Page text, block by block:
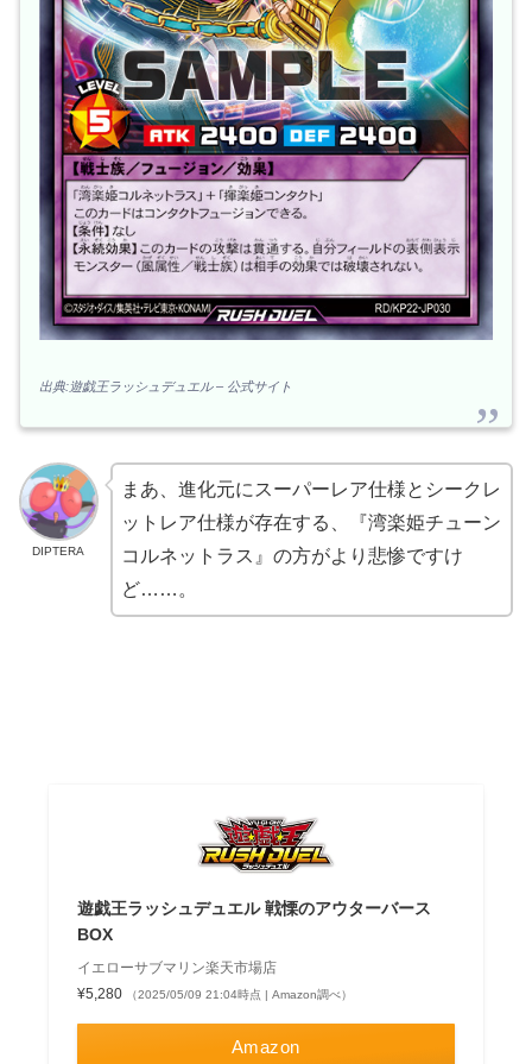
出典:遊戯王ラッシュデュエル – 公式サイト
DIPTERA
まあ、進化元にスーパーレア仕様とシークレ
ットレア仕様が存在する、『湾楽姫チューン
コルネットラス』の方がより悲惨ですけ
ど……。
遊戯王ラッシュデュエル 戦慄のアウターバース
BOX
イエローサブマリン楽天市場店
¥5,280
（2025/05/09 21:04時点 | Amazon調べ）
Amazon